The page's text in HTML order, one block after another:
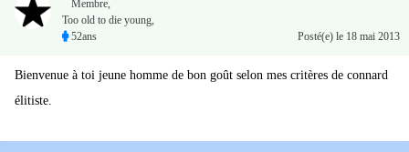
Membre,
Too old to die young,
52ans
Posté(e) le 18 mai 2013
Bienvenue à toi jeune homme de bon goût selon mes critères de connard
élitiste.